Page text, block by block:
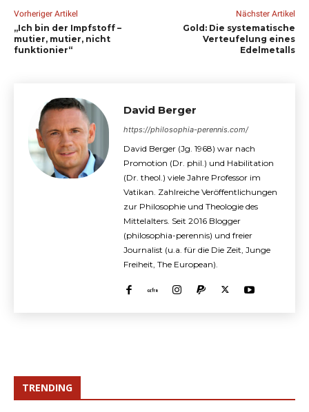
Vorheriger Artikel
„Ich bin der Impfstoff –
mutier, mutier, nicht
funktionier“
Nächster Artikel
Gold: Die systematische
Verteufelung eines
Edelmetalls
David Berger
https://philosophia-perennis.com/
David Berger (Jg. 1968) war nach
Promotion (Dr. phil.) und Habilitation
(Dr. theol.) viele Jahre Professor im
Vatikan. Zahlreiche Veröffentlichungen
zur Philosophie und Theologie des
Mittelalters. Seit 2016 Blogger
(philosophia-perennis) und freier
Journalist (u.a. für die Die Zeit, Junge
Freiheit, The European).
TRENDING